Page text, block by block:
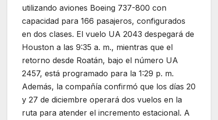
utilizando aviones Boeing 737-800 con
capacidad para 166 pasajeros, configurados
en dos clases. El vuelo UA 2043 despegará de
Houston a las 9:35 a. m., mientras que el
retorno desde Roatán, bajo el número UA
2457, está programado para la 1:29 p. m.
Además, la compañía confirmó que los días 20
y 27 de diciembre operará dos vuelos en la
ruta para atender el incremento estacional. A